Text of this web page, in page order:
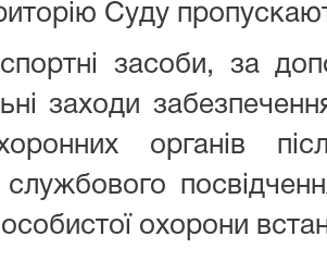
Суду
засоби, за
заходи
органів
охорони